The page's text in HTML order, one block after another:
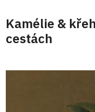
Kamélie &
cestách